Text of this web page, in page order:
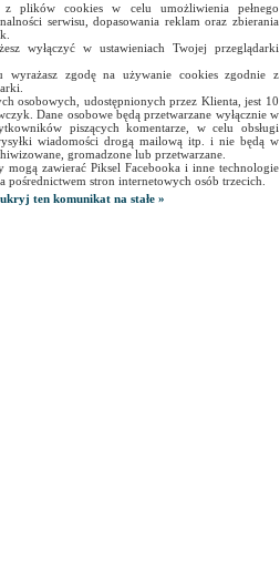
plików cookies w celu umożliwienia pełnego
serwisu, dopasowania reklam oraz zbierania
wyłączyć w ustawieniach Twojej przeglądarki
wyrażasz zgodę na używanie cookies zgodnie z
osobowych, udostępnionych przez Klienta, jest 10
Dane osobowe będą przetwarzane wyłącznie w
piszących komentarze, w celu obsługi
wiadomości drogą mailową itp. i nie będą w
gromadzone lub przetwarzane.
mogą zawierać Piksel Facebooka i inne technologie
pośrednictwem stron internetowych osób trzecich.
ukryj ten komunikat na stałe »